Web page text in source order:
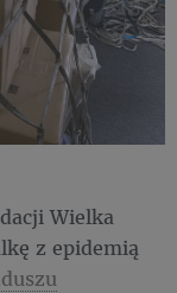
Wielka
z epidemią